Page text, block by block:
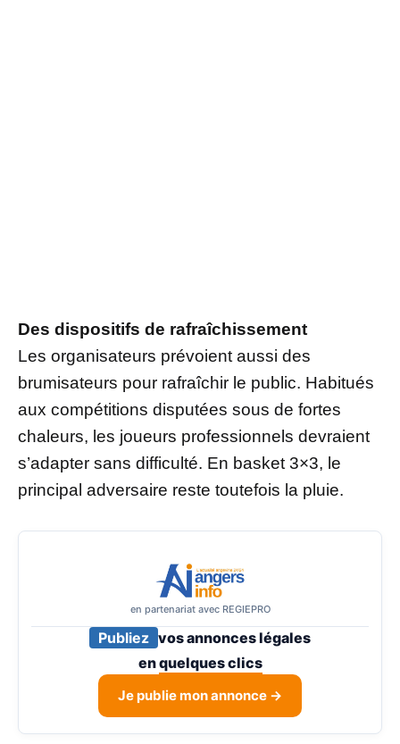
Des dispositifs de rafraîchissement
Les organisateurs prévoient aussi des
brumisateurs pour rafraîchir le public. Habitués
aux compétitions disputées sous de fortes
chaleurs, les joueurs professionnels devraient
s’adapter sans difficulté. En basket 3×3, le
principal adversaire reste toutefois la pluie.
en partenariat avec REGIEPRO
Publiez vos annonces légales
enquelques clics
Je publie mon annonce →